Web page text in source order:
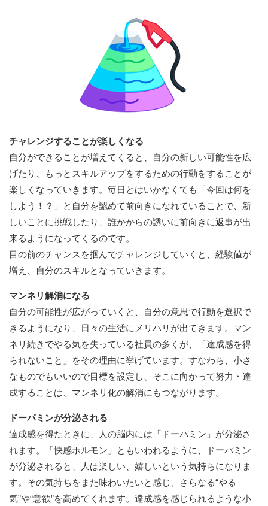
チャレンジすることが楽しくなる
自分ができることが増えてくると、自分の新しい可能性を広
げたり、もっとスキルアップをするための行動をすることが
楽しくなっていきます。毎日とはいかなくても「今回は何を
しよう！？」と自分を認めて前向きになれていることで、新
しいことに挑戦したり、誰かからの誘いに前向きに返事が出
来るようになってくるのです。
目の前のチャンスを掴んでチャレンジしていくと、経験値が
増え、自分のスキルとなっていきます。
マンネリ解消になる
自分の可能性が広がっていくと、自分の意思で行動を選択で
きるようになり、日々の生活にメリハリが出てきます。マン
ネリ続きでやる気を失っている社員の多くが、「達成感を得
られないこと」をその理由に挙げています。すなわち、小さ
なものでもいいので目標を設定し、そこに向かって努力・達
成することは、マンネリ化の解消にもつながります。
ドーパミンが分泌される
達成感を得たときに、人の脳内には「ドーパミン」が分泌さ
れます。「快感ホルモン」ともいわれるように、ドーパミン
が分泌されると、人は楽しい、嬉しいという気持ちになりま
す。その気持ちをまた味わいたいと感じ、さらなる“やる
気”や“意欲”を高めてくれます。達成感を感じられるような小